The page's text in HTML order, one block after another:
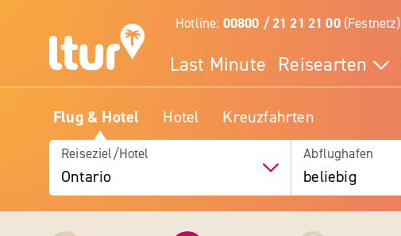
Hotline: 00800 / 21 21 21 00(Festnetz)
Last Minute Reisearten
Flug & Hotel Hotel Kreuzfahrten
Reiseziel/Hotel
Ontario
Abflughafen
beliebig